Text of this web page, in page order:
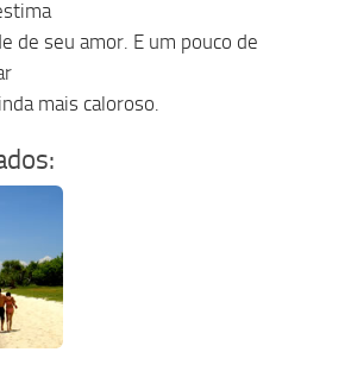
de seu amor. E um pouco de
mais caloroso.